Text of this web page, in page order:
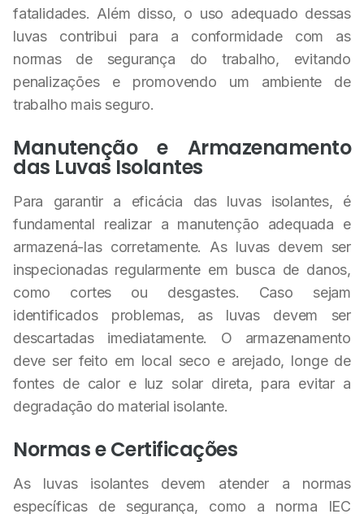
fatalidades. Além disso, o uso adequado dessas
luvas contribui para a conformidade com as
normas de segurança do trabalho, evitando
penalizações e promovendo um ambiente de
trabalho mais seguro.
Manutenção e Armazenamento
das Luvas Isolantes
Para garantir a eficácia das luvas isolantes, é
fundamental realizar a manutenção adequada e
armazená-las corretamente. As luvas devem ser
inspecionadas regularmente em busca de danos,
como cortes ou desgastes. Caso sejam
identificados problemas, as luvas devem ser
descartadas imediatamente. O armazenamento
deve ser feito em local seco e arejado, longe de
fontes de calor e luz solar direta, para evitar a
degradação do material isolante.
Normas e Certificações
As luvas isolantes devem atender a normas
específicas de segurança, como a norma IEC